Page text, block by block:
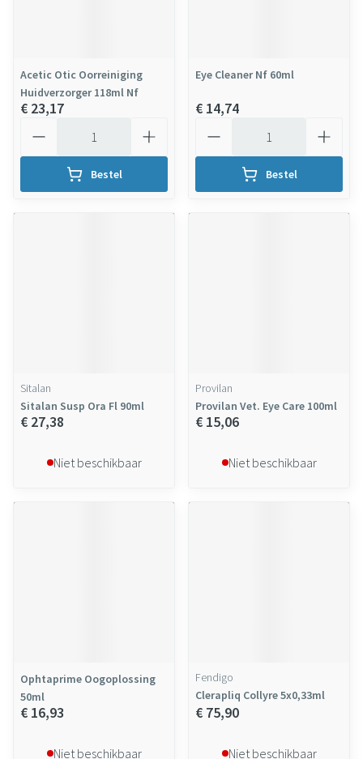
Acetic Otic Oorreiniging
Huidverzorger 118ml Nf
€ 23,17
Bestel
Eye Cleaner Nf 60ml
€ 14,74
Bestel
Sitalan
Sitalan Susp Ora Fl 90ml
€ 27,38
Niet beschikbaar
Provilan
Provilan Vet. Eye Care 100ml
€ 15,06
Niet beschikbaar
Ophtaprime Oogoplossing
50ml
€ 16,93
Niet beschikbaar
Fendigo
Clerapliq Collyre 5x0,33ml
€ 75,90
Niet beschikbaar